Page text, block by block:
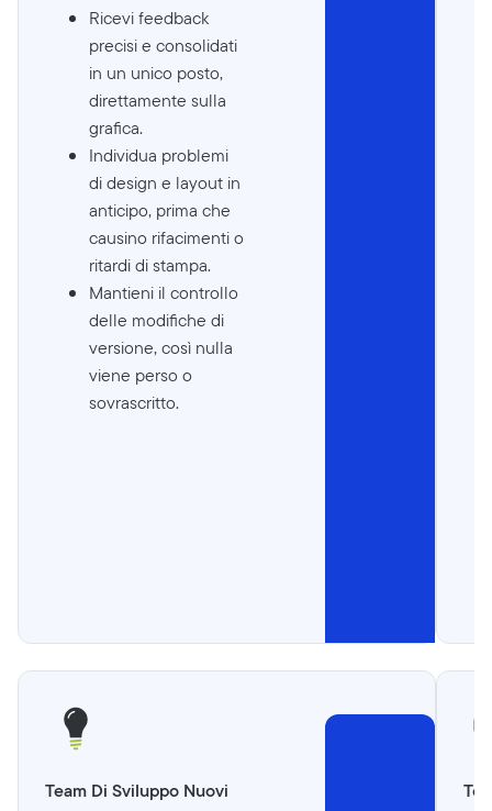
Ricevi feedback
precisi e consolidati
in un unico posto,
direttamente sulla
grafica.
Individua problemi
di design e layout in
anticipo, prima che
causino rifacimenti o
ritardi di stampa.
Mantieni il controllo
delle modifiche di
versione, così nulla
viene perso o
sovrascritto.
Team Di Sviluppo Nuovi